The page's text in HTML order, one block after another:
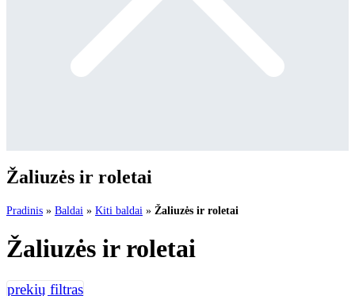
Žaliuzės ir roletai
Pradinis » Baldai » Kiti baldai » Žaliuzės ir roletai
Žaliuzės ir roletai